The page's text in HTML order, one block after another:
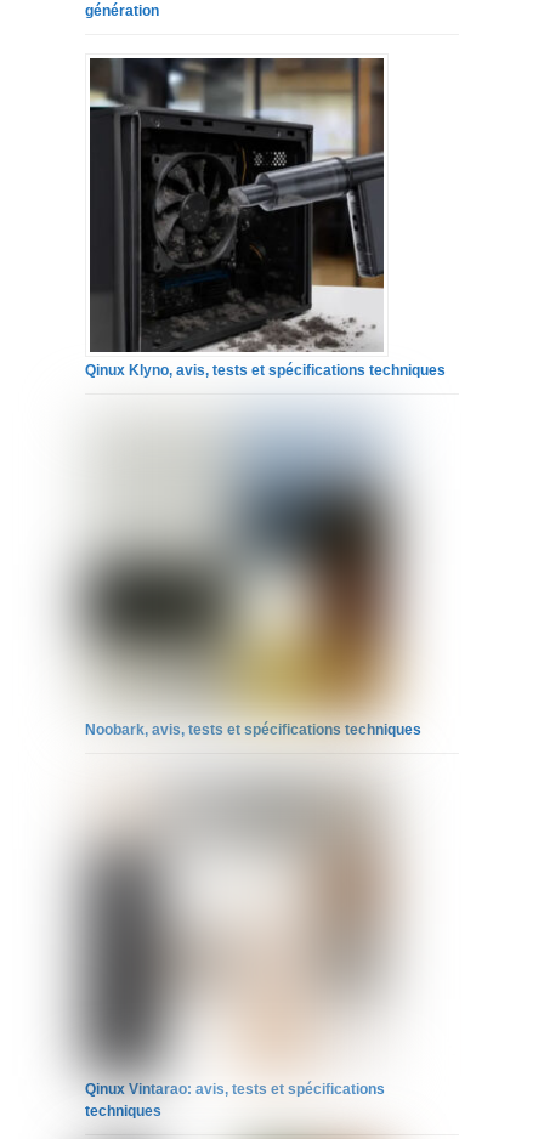
génération
Qinux Klyno, avis, tests et spécifications techniques
Noobark, avis, tests et spécifications techniques
Qinux Vintarao: avis, tests et spécifications
techniques